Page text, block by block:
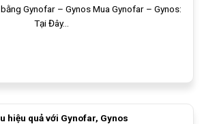
Gynofar – Gynos Mua Gynofar – Gynos:
Tại Đây...
hiệu quả với Gynofar, Gynos